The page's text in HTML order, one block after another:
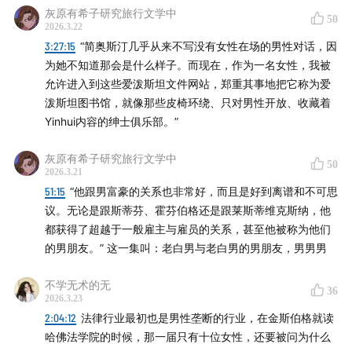
Nobody's Girl
《美国宪政历程》
《权力精英》
《蛛网资本主义》
《民主的细节》
《历史的终结与最后的人》
The Fantasist: A Sex-Crime Investigation Reveals
Jeffrey Epstein's Dangerous Dream World
灰原有希子研究旅行文学中
2026.3.22
50
3:27:15 “简奥斯汀几乎从来不写没有女性在场的男性对话，因
为她不知道那会是什么样子。而现在，作为一名女性，我被
允许进入到这些爱泼斯坦文件网站，郑重其事地把它称为爱
泼斯坦图书馆，就像那些皮椅环绕、只对男性开放、收藏着
Yinhui内容的绅士俱乐部。”
灰原有希子研究旅行文学中
2026.3.21
50
51:15 “他跟男富豪的关系也非常好，而且是好到离谱和不可思
议。无论是跟斯蒂芬、霍芬伯格还是跟莱斯蒂维克斯纳，他
都获得了超越于一般雇主与雇员的关系，甚至他被称为他们
的男朋友。” 这一集叫：老白男与老白男的男朋友，男男男
不学无术的无
2026.3.23
36
2:04:12 法律行业最初也是男性垄断的行业，在金斯伯格就读
哈佛法学院的时候，那一届只有十位女性，还要被问为什么